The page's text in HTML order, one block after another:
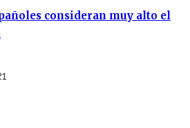
consideran muy alto el